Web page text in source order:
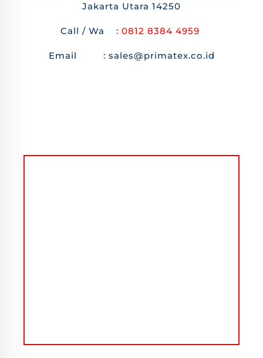
Jakarta Utara 14250
Call / Wa : 0812 8384 4959
Email : sales@primatex.co.id